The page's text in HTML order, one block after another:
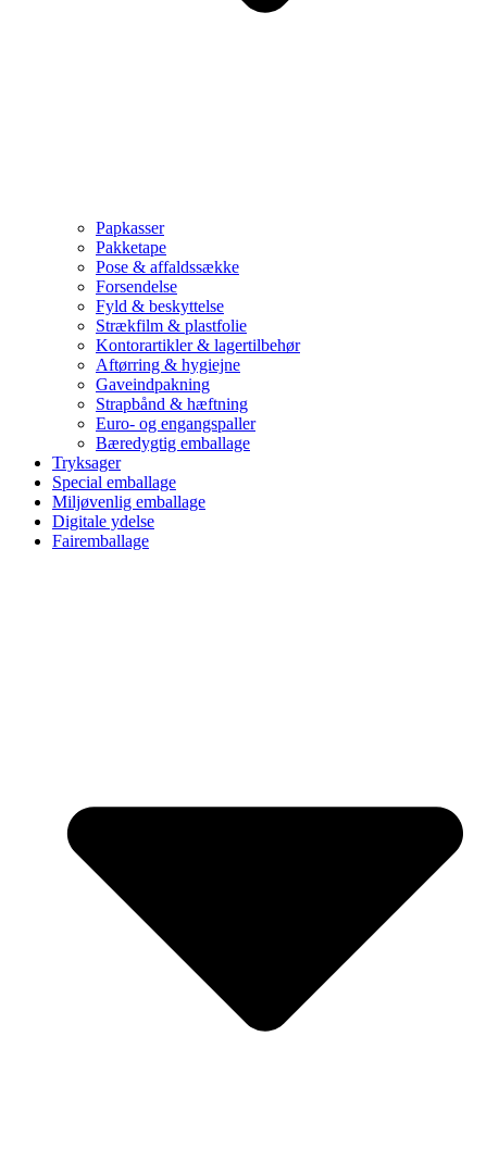
Papkasser
Pakketape
Pose & affaldssække
Forsendelse
Fyld & beskyttelse
Strækfilm & plastfolie
Kontorartikler & lagertilbehør
Aftørring & hygiejne
Gaveindpakning
Strapbånd & hæftning
Euro- og engangspaller
Bæredygtig emballage
Tryksager
Special emballage
Miljøvenlig emballage
Digitale ydelse
Fairemballage